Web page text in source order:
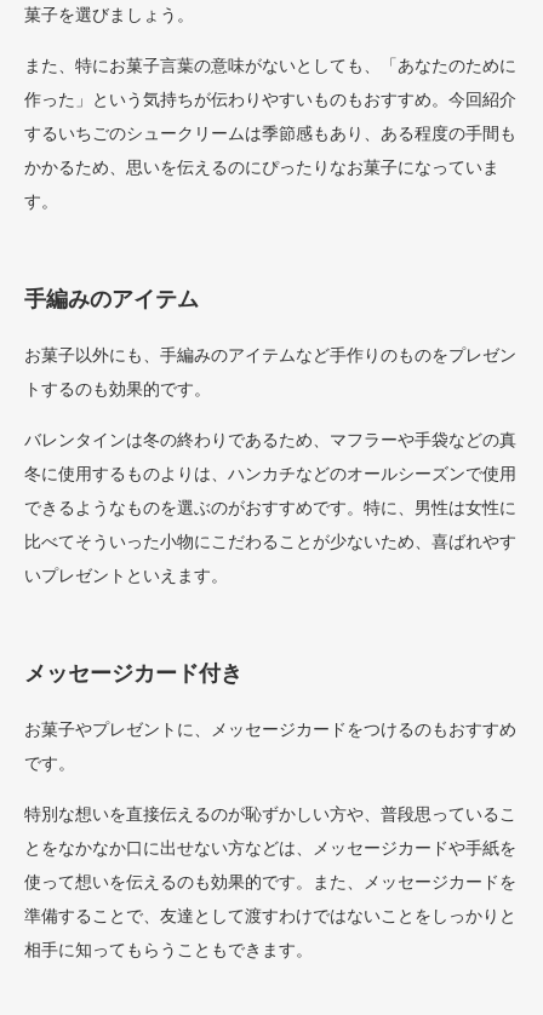
菓子を選びましょう。
また、特にお菓子言葉の意味がないとしても、「あなたのために
作った」という気持ちが伝わりやすいものもおすすめ。今回紹介
するいちごのシュークリームは季節感もあり、ある程度の手間も
かかるため、思いを伝えるのにぴったりなお菓子になっていま
す。
手編みのアイテム
お菓子以外にも、手編みのアイテムなど手作りのものをプレゼン
トするのも効果的です。
バレンタインは冬の終わりであるため、マフラーや手袋などの真
冬に使用するものよりは、ハンカチなどのオールシーズンで使用
できるようなものを選ぶのがおすすめです。特に、男性は女性に
比べてそういった小物にこだわることが少ないため、喜ばれやす
いプレゼントといえます。
メッセージカード付き
お菓子やプレゼントに、メッセージカードをつけるのもおすすめ
です。
特別な想いを直接伝えるのが恥ずかしい方や、普段思っているこ
とをなかなか口に出せない方などは、メッセージカードや手紙を
使って想いを伝えるのも効果的です。また、メッセージカードを
準備することで、友達として渡すわけではないことをしっかりと
相手に知ってもらうこともできます。